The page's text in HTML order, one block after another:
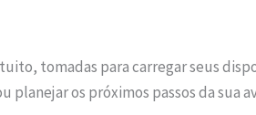
tomadas para carregar seus
os próximos passos da sua